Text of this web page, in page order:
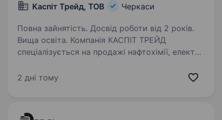
Каспіт Трейд, ТОВ Черкаси
Повна зайнятість. Досвід роботи від 2 років.
Вища освіта. Компанія КАСПІТ ТРЕЙД
спеціалізується на продажі нафтохімії, електро
свої представництва в ОАЕ, Україні,
2 дні тому